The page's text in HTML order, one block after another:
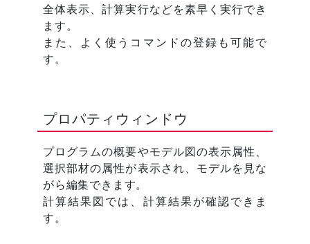
全体表示、計算実行などを素早く実行でき
ます。
また、よく使うコマンドの登録も可能で
す。
プロパティウィンドウ
プログラムの概要やモデル図の表示属性、
選択部材の属性が表示され、モデルを見な
がら編集できます。
計算結果図では、計算結果が確認できま
す。